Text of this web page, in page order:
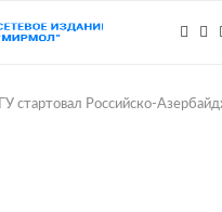
стартовал Российско-